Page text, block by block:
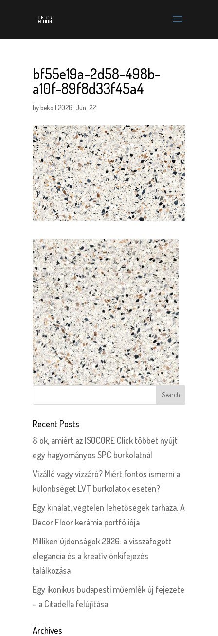
bf55e19a-2d58-498b-
a10f-89f8d33f45a4
bybeko |2026. Jun. 22.
Recent Posts
8 ok, amiért az ISOCORE Click többet nyújt
egy hagyományos SPC burkolatnál
Vízálló vagy vízzáró? Miért fontos ismerni a
különbséget LVT burkolatok esetén?
Egy kínálat, végtelen lehetőségek tárháza. A
Decor Floor kerámia portfóliója
Milliken újdonságok 2026: a visszafogott
elegancia és a kreatív önkifejezés
találkozása
Egy ikonikus budapesti műemlék új fejezete
– a Citadella felújítása
Archives